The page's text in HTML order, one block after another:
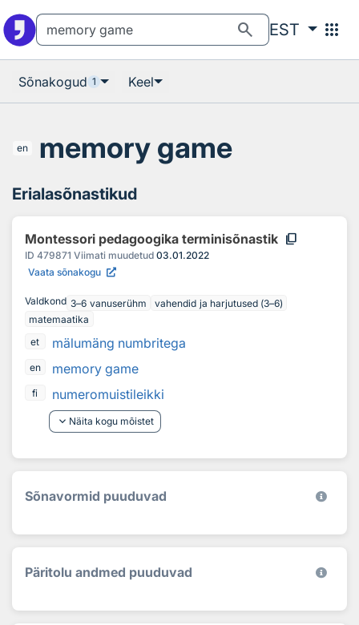
search EST apps
Sõnakogud 1 Keel
en memory game
Erialasõnastikud
Montessori pedagoogika terminisõnastik content_copy
ID 479871 Viimati muudetud 03.01.2022
Vaata sõnakogu
Valdkond 3–6 vanuserühm
vahendid ja harjutused (3–6)
matemaatika
et
mälumäng numbritega
en memory game
fi
numeromuistileikki
keyboard_arrow_down Näita kogu mõistet
Sõnavormid puuduvad
Päritolu andmed puuduvad